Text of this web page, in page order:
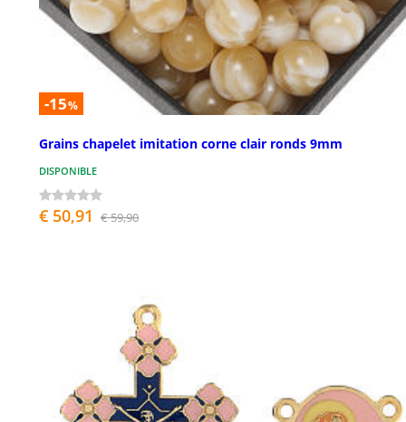
-15%
Grains chapelet imitation corne clair ronds 9mm
DISPONIBLE
€ 50,91 € 59,90